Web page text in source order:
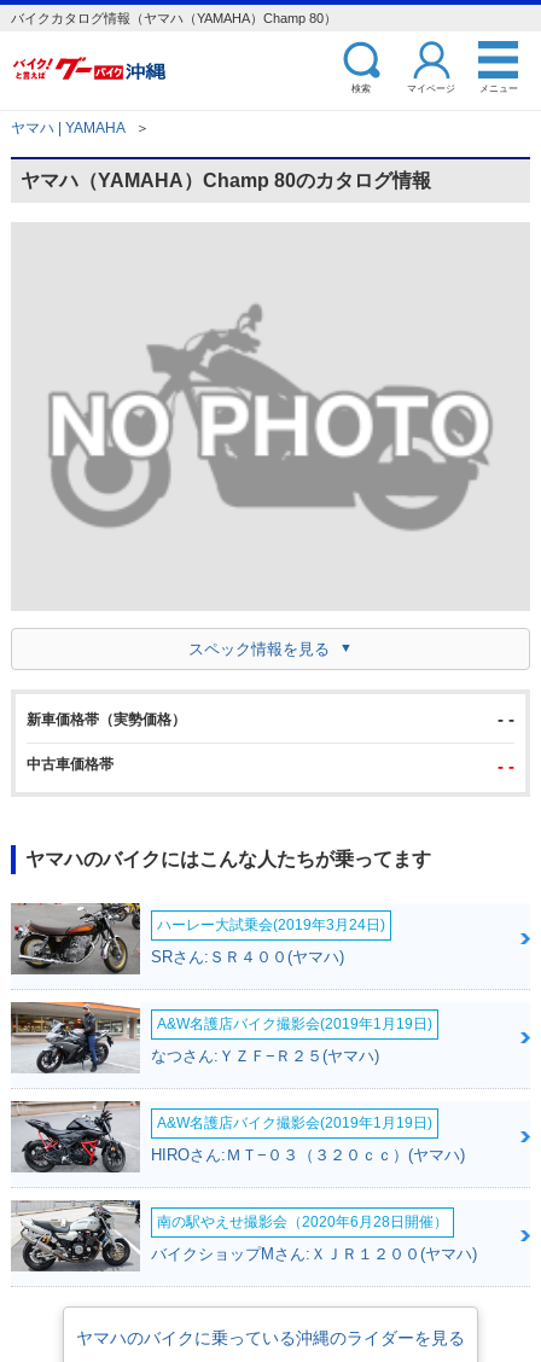
バイクカタログ情報（ヤマハ（YAMAHA）Champ 80）
検索 マイページ メニュー
ヤマハ | YAMAHA ＞
ヤマハ（YAMAHA）Champ 80のカタログ情報
スペック情報を見る
新車価格帯（実勢価格） - -
中古車価格帯 - -
ヤマハのバイクにはこんな人たちが乗ってます
ハーレー大試乗会(2019年3月24日)
SRさん:ＳＲ４００(ヤマハ)
A&W名護店バイク撮影会(2019年1月19日)
なつさん:ＹＺＦ−Ｒ２５(ヤマハ)
A&W名護店バイク撮影会(2019年1月19日)
HIROさん:ＭＴ−０３（３２０ｃｃ）(ヤマハ)
南の駅やえせ撮影会（2020年6月28日開催）
バイクショップMさん:ＸＪＲ１２００(ヤマハ)
ヤマハのバイクに乗っている沖縄のライダーを見る